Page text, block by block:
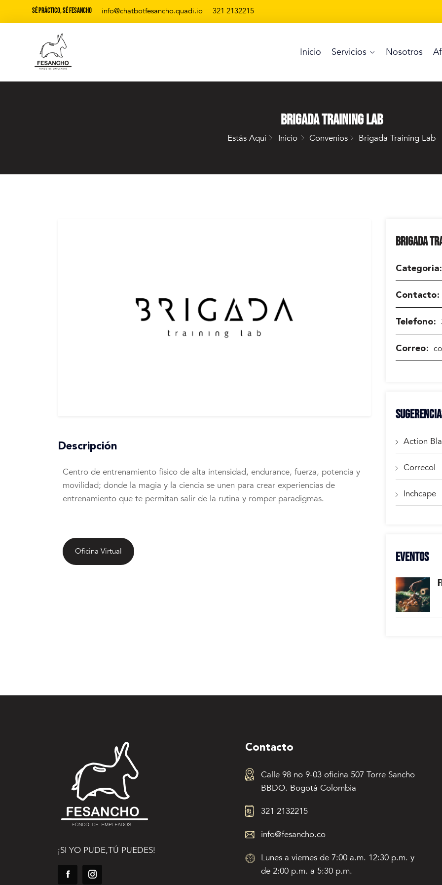
Sé Práctico, Sé Fesancho 321 2132215
info@chatbotfesancho.quadi.io
Inicio Servicios Nosotros
Brigada Training Lab
Estás Aquí Inicio Convenios Brigada Training Lab
Descripción
Centro de entrenamiento físico de alta intensidad, endurance, fuerza, potencia y
movilidad; donde la magia y la ciencia se unen para crear experiencias de
entrenamiento que te permitan salir de la rutina y romper paradigmas.
Oficina Virtual
BRIGADA
Categoria
Contacto
Telefono
Correo
Action
Correcol
Inchcape
EVENTOS
¡SI YO PUDE,TÚ PUEDES!
Contacto
Calle 98 no 9-03 oficina 507 Torre Sancho
BBDO. Bogotá Colombia
321 2132215
info@fesancho.co
Lunes a viernes de 7:00 a.m. 12:30 p.m. y
de 2:00 p.m. a 5:30 p.m.